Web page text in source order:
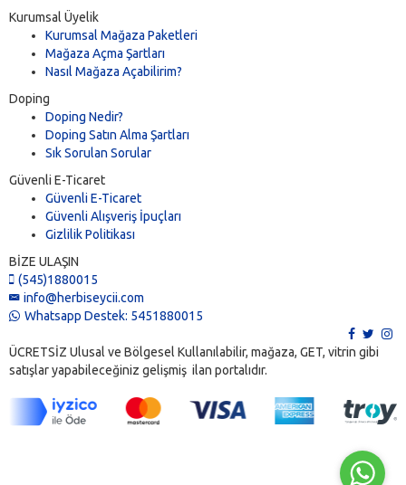
Kurumsal Üyelik
Kurumsal Mağaza Paketleri
Mağaza Açma Şartları
Nasıl Mağaza Açabilirim?
Doping
Doping Nedir?
Doping Satın Alma Şartları
Sık Sorulan Sorular
Güvenli E-Ticaret
Güvenli E-Ticaret
Güvenli Alışveriş İpuçları
Gizlilik Politikası
BİZE ULAŞIN
(545)1880015
info@herbiseycii.com
Whatsapp Destek: 5451880015
ÜCRETSİZ Ulusal ve Bölgesel Kullanılabilir, mağaza, GET, vitrin gibi
satışlar yapabileceğiniz gelişmiş ilan portalıdır.